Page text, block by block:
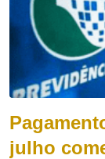
julho